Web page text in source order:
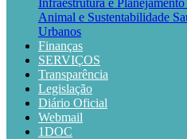
Infraestrutura e
Animal e Sustentabilidade
Urbanos
Finanças
SERVIÇOS
Transparência
Legislação
Diário Oficial
Webmail
1DOC